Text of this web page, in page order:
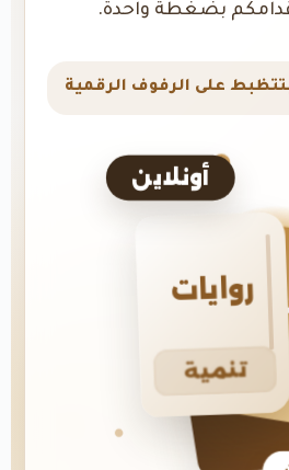
بضغطة واحدة.
على الرفوف الرقمية
أونلاين
روايات
تنمية